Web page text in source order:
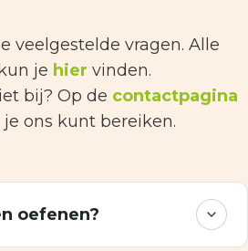
veelgestelde vragen. Alle
je hier vinden.
bij? Op de contactpagina
je ons kunt bereiken.
oefenen?